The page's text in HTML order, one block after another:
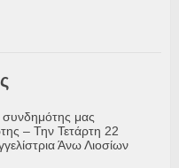
μας
– Την Τετάρτη 22
Άνω Λιοσίων